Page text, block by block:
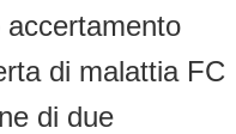
di malattia FC
di due